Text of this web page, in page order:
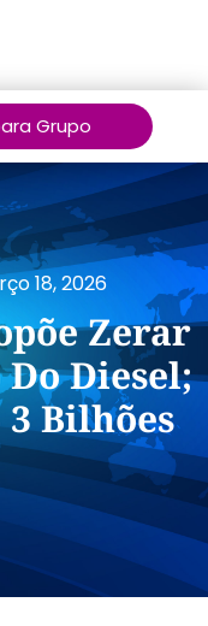
Grupo
18, 2026
Zerar
Diesel;
3 Bilhões